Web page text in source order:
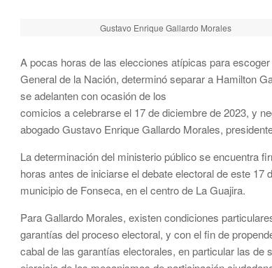
Gustavo Enrique Gallardo Morales
A pocas horas de las elecciones atípicas para
General de la Nación, determinó separar a Hamilton
se adelanten con ocasión de los
comicios a celebrarse el 17 de diciembre de 2023, y
abogado Gustavo Enrique Gallardo Morales,
La determinación del ministerio público se encuentra
horas antes de iniciarse el debate electoral de este
municipio de Fonseca, en el centro de La Guajira.
Para Gallardo Morales, existen condiciones
garantías del proceso electoral, y con el fin de
cabal de las garantías electorales, en particular las de